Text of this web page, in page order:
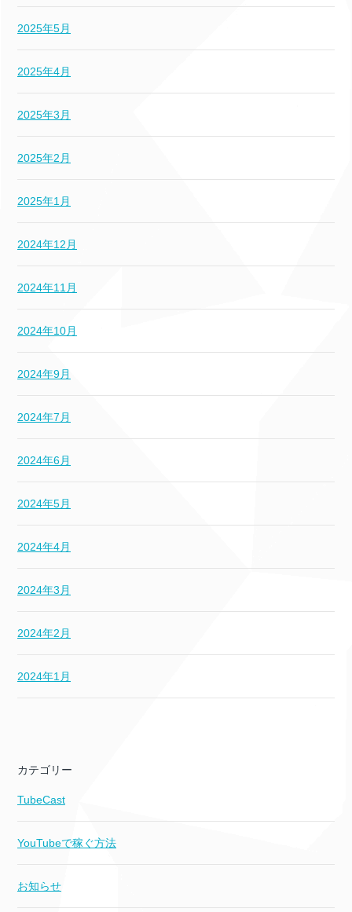
2025年5月
2025年4月
2025年3月
2025年2月
2025年1月
2024年12月
2024年11月
2024年10月
2024年9月
2024年7月
2024年6月
2024年5月
2024年4月
2024年3月
2024年2月
2024年1月
カテゴリー
TubeCast
YouTubeで稼ぐ方法
お知らせ